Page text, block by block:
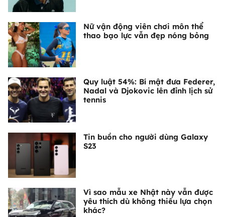
Nữ vận động viên chơi môn thể
thao bạo lực vẫn đẹp nóng bỏng
Quy luật 54%: Bí mật đưa Federer,
Nadal và Djokovic lên đỉnh lịch sử
tennis
Tin buồn cho người dùng Galaxy
S23
Vì sao mẫu xe Nhật này vẫn được
yêu thích dù không thiếu lựa chọn
khác?